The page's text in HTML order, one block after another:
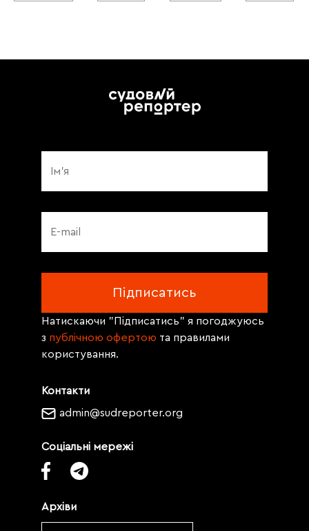
Контакти
admin@sudreporter.org
Соціальні мережі
Архіви
Натискаючи "Підписатись" я погоджуюсь
з публічною офертою та правилами
користування.